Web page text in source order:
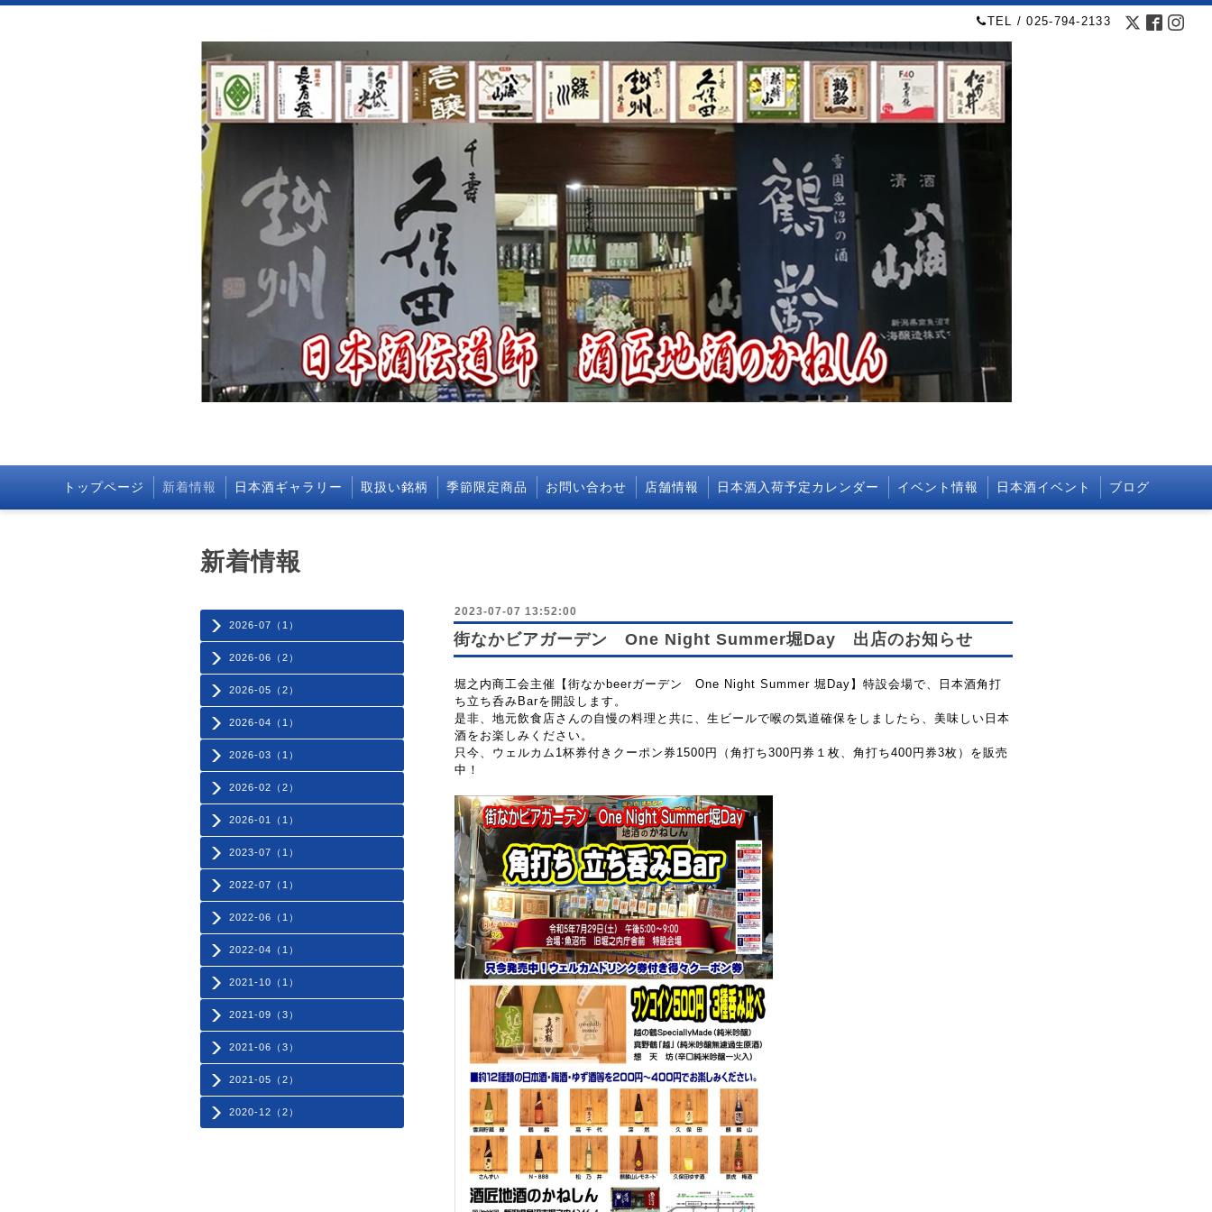
TEL / 025-794-2133
トップページ 新着情報 日本酒ギャラリー 取扱い銘柄 季節限定商品 お問い合わせ 店舗情報 日本酒入荷予定カレンダー イベント情報 日本酒イベント ブログ
2026-07（1）
2026-06（2）
2026-05（2）
2026-04（1）
2026-03（1）
2026-02（2）
2026-01（1）
2023-07（1）
2022-07（1）
2022-06（1）
2022-04（1）
2021-10（1）
2021-09（3）
2021-06（3）
2021-05（2）
2020-12（2）
新着情報
2023-07-07 13:52:00
街なかビアガーデン One Night Summer堀Day 出店のお知らせ
堀之内商工会主催【街なかbeerガーデン One Night Summer 堀Day】特設会場で、日本酒角打
ち立ち呑みBarを開設します。
是非、地元飲食店さんの自慢の料理と共に、生ビールで喉の気道確保をしましたら、美味しい日本
酒をお楽しみください。
只今、ウェルカム1杯券付きクーポン券1500円（角打ち300円券１枚、角打ち400円券3枚）を販売
中！